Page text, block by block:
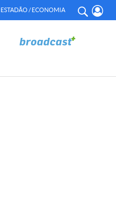
ESTADÃO / ECONOMIA